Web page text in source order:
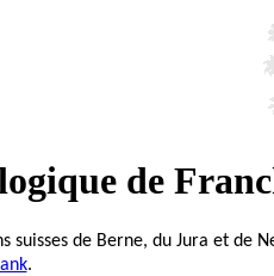
de
de Berne, du Jura et de
.